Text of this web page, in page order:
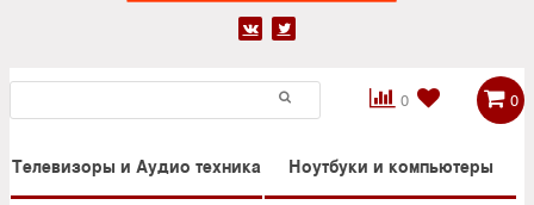
 
0

 0
Телевизоры и Аудио техника Ноутбуки и компьютеры